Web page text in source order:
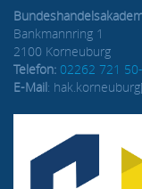
Bankmannring 1
2100 Korneuburg
Telefon: 02262 721
E-Mail: